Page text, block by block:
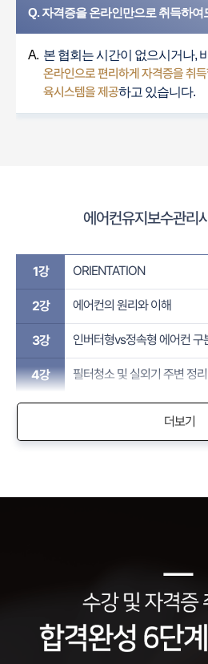
Q. 자격증을 온라인만으로 취득하
A. 본 협회는 시간이 없으시거나,
온라인으로 편리하게 자격증을 취
육시스템을 제공하고 있습니다.
에어컨유지보수관리
1강 ORIENTATION
2강 에어컨의 원리와 이해
3강 인버터형vs정속형 ​에어컨 구
4강 필터청소 및 실외기 주변 정리
더보기